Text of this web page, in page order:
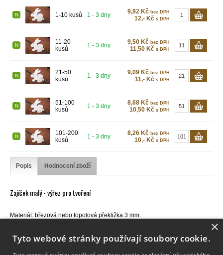
N 1-10 kusů 1 - 3 dny 9,92 Kč bez DPH
12,- Kč s DPH
N
11-20
kusů
1 - 3 dny 9,50 Kč bez DPH
11,50 Kč s DPH
N
21-50
kusů
1 - 3 dny 9,09 Kč bez DPH
11,- Kč s DPH
N
51-100
kusů
1 - 3 dny 8,68 Kč bez DPH
10,50 Kč s DPH
N
101-200
kusů
1 - 3 dny 8,26 Kč bez DPH
10,- Kč s DPH
Popis Hodnocení zboží
Zajíček malý - výřez pro tvoření
Materiál: březová nebo topolová překližka 3 mm.
×
Tyto webové stránky používají soubory cookie.